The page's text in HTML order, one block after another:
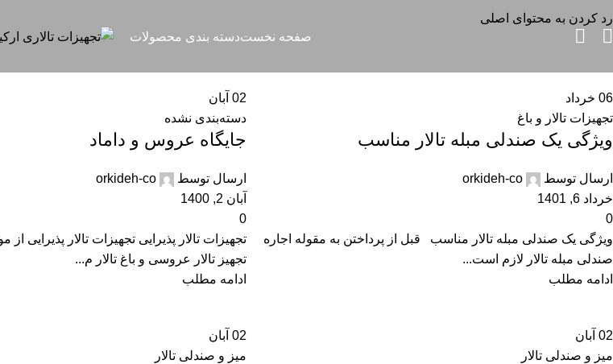
رد کردن به محتوای اصلی
صفحه نخستدسته بندی محصولات
بایگانی برچسب ها: مبلمان تالاری
06 خرداد
تجهیزات تالار و باغ
ویژگی یک صندلی مبله تالار مناسب
ارسال توسط
orkideh-co
خرداد 6, 1401
0
ویژگی یک صندلی مبله تالار مناسب قبل از پرداختن به مقوله اجاره
صندلی مبله تالار لازم است...
ادامه مطلب
02 آبان
دسته‌بندی نشده
جایگاه عروس و داماد
ارسال توسط
orkideh-co
آبان 2, 1400
0
تجهیزات تالار پذیرایی تجهیزات تالار پذیرایی از
تجهیز تالار عروسی و باغ تالار م...
ادامه مطلب
02 آبان
میز و صندلی تالار
02 آبان
میز و صندلی تالار